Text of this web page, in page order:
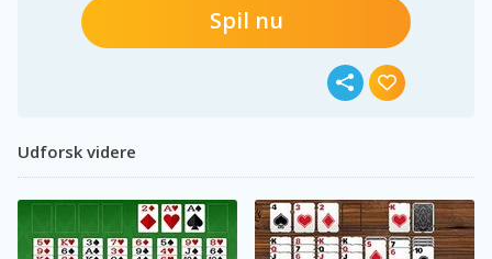
Spil nu
Udforsk videre